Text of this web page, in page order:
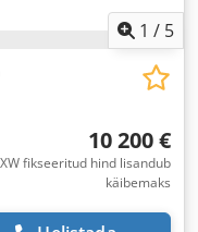
1 / 5
10 200 €
fikseeritud hind lisandub
käibemaks